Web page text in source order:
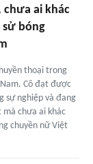
ai khác
bóng
thoại trong
Cô đạt được
sự nghiệp và đang
chưa ai khác
chuyền nữ Việt